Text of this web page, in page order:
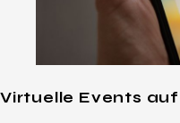
Virtuelle Events